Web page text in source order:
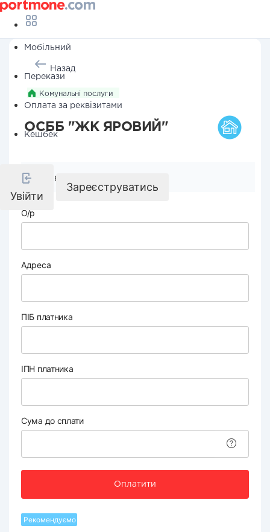
Мобільний
Перекази
Оплата за реквізитами
Кешбек
Увійти
Зареєструватись
Назад
Комунальні послуги
ОСББ "ЖК ЯРОВИЙ"
Реквізити компанії
О/р
Адреса
ПІБ платника
ІПН платника
Сума до сплати
Оплатити
Рекомендуємо